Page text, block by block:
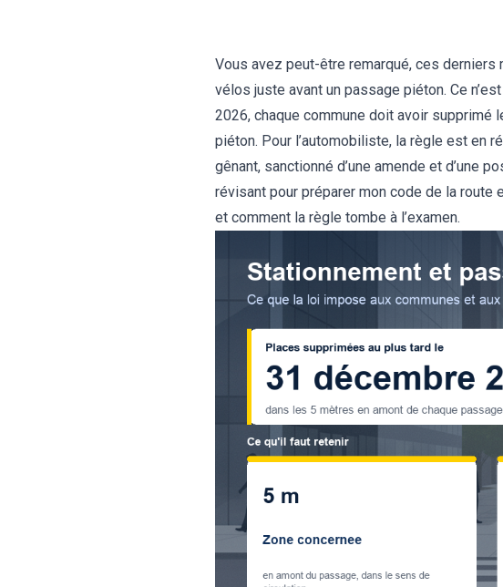
Vous avez peut-être remarqué, ces
vélos juste avant un passage piéton. Ce
2026, chaque commune doit avoir
piéton. Pour l’automobiliste, la règle est en
gênant, sanctionné d’une amende et d’une
révisant pour préparer mon code de la route
et comment la règle tombe à l’examen.